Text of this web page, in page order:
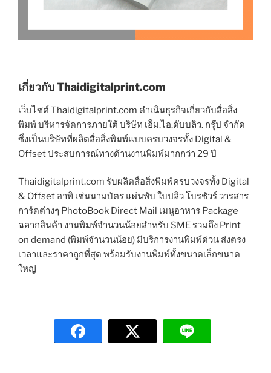
เกี่ยวกับ Thaidigitalprint.com
เว็บไซต์ Thaidigitalprint.com ดำเนินธุรกิจเกี่ยวกับสื่อสิ่ง
พิมพ์ บริหารจัดการภายใต้ บริษัท เอ็ม.ไอ.ดับบลิว. กรุ๊ป จำกัด
ซึ่งเป็นบริษัทที่ผลิตสื่อสิ่งพิมพ์แบบครบวงจรทั้ง Digital &
Offset ประสบการณ์ทางด้านงานพิมพ์มากกว่า 29 ปี
Thaidigitalprint.com รับผลิตสื่อสิ่งพิมพ์ครบวงจรทั้ง Digital
& Offset อาทิ เช่นนามบัตร แผ่นพับ ใบปลิว โบรชัวร์ วารสาร
การ์ดต่างๆ PhotoBook Direct Mail เมนูอาหาร Package
ฉลากสินค้า งานพิมพ์จำนวนน้อยสำหรับ SME รวมถึง Print
on demand (พิมพ์จำนวนน้อย) มีบริการงานพิมพ์ด่วน ส่งตรง
เวลาและราคาถูกที่สุด พร้อมรับงานพิมพ์ทั้งขนาดเล็กขนาด
ใหญ่